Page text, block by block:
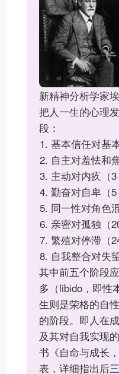
新精神分析学家
把人一生的心理
段：
基本信任对基
自主对羞怯和
主动对内疚（3
勤奋对自卑（5
同一性对角色
亲密对孤独（
繁殖对停滞（
自我整合对失
其中前五个阶段
多（libido，即性
生则是荣格的自
的阶段。即人在
及其对自我实现
书《自命与成长
表，详细指出后